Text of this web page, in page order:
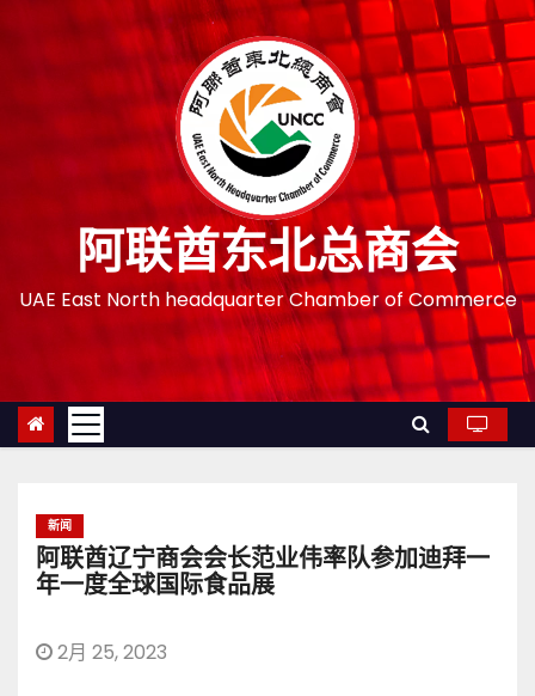
阿联酋东北总商会
UAE East North headquarter Chamber of Commerce
新闻
阿联酋辽宁商会会长范业伟率队参加迪拜一
年一度全球国际食品展
2月 25, 2023